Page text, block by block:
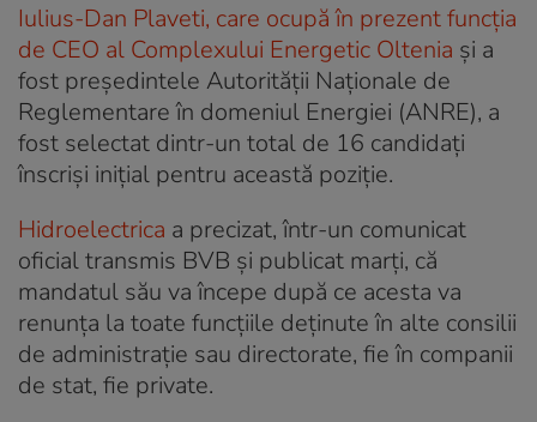
Iulius-Dan Plaveti, care ocupă în prezent funcția
de CEO al Complexului Energetic Oltenia și a
fost președintele Autorității Naționale de
Reglementare în domeniul Energiei (ANRE), a
fost selectat dintr-un total de 16 candidați
înscriși inițial pentru această poziție.
Hidroelectrica a precizat, într-un comunicat
oficial transmis BVB și publicat marți, că
mandatul său va începe după ce acesta va
renunța la toate funcțiile deținute în alte consilii
de administrație sau directorate, fie în companii
de stat, fie private.